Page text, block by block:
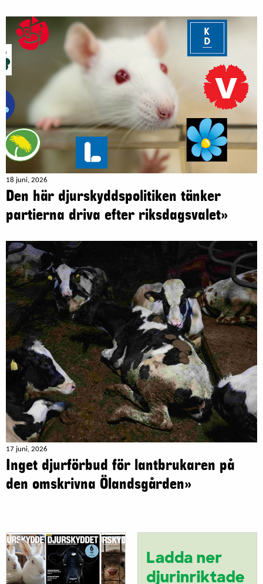
18 juni, 2026
Den här djurskyddspolitiken tänker
partierna driva efter riksdagsvalet»
17 juni, 2026
Inget djurförbud för lantbrukaren på
den omskrivna Ölandsgården»